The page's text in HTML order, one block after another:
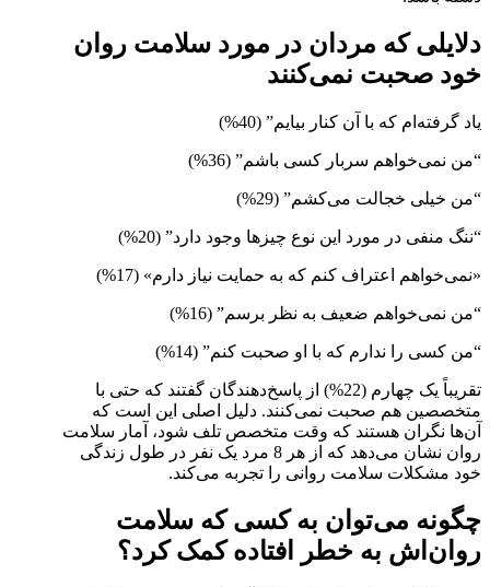
دلایلی که مردان در مورد سلامت روان
خود صحبت نمی‌کنند
یاد گرفته‌ام که با آن کنار بیایم” (40%)
“من نمی‌خواهم سربار کسی باشم” (36%)
“من خیلی خجالت می‌کشم” (29%)
“ننگ منفی در مورد این نوع چیزها وجود دارد” (20%)
«نمی‌خواهم اعتراف کنم که به حمایت نیاز دارم» (17%)
“من نمی‌خواهم ضعیف به نظر برسم” (16%)
“من کسی را ندارم که با او صحبت کنم” (14%)
تقریباً یک چهارم (22%) از پاسخ‌دهندگان گفتند که حتی با
متخصصین هم صحبت نمی‌کنند. دلیل اصلی این است که
آن‌ها نگران هستند که وقت متخصص تلف شود، آمار سلامت
روان نشان می‌دهد که از هر 8 مرد یک نفر در طول زندگی
خود مشکلات سلامت روانی را تجربه می‌کند.
چگونه می‌توان به کسی که سلامت
روان‌اش به خطر افتاده کمک کرد؟